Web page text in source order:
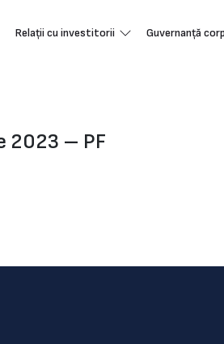
Relații cu investitorii Guvernanță
2023 – PF